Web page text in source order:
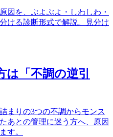
因を、ぶよぶよ・しわしわ・
ける診断形式で解説。見分け
「不調の逆引
まりの3つの不調からモンス
あとの管理に迷う方へ、原因
す。